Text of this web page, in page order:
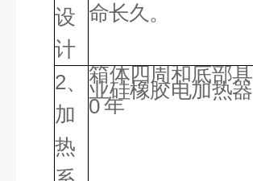
设
计
命长久。
2、
加
热
箱体四周和底部
业硅橡胶电加热
0年